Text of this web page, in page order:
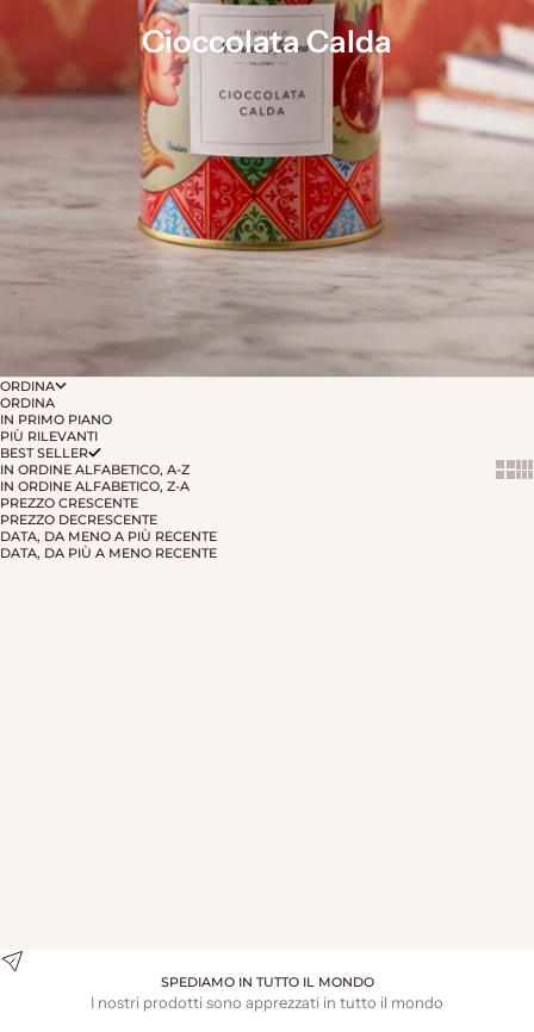
Cioccolata Calda
ORDINA
ORDINA
IN PRIMO PIANO
PIÙ RILEVANTI
BEST SELLER
IN ORDINE ALFABETICO, A-Z
IN ORDINE ALFABETICO, Z-A
PREZZO CRESCENTE
PREZZO DECRESCENTE
DATA, DA MENO A PIÙ RECENTE
DATA, DA PIÙ A MENO RECENTE
SPEDIAMO IN TUTTO IL MONDO
I nostri prodotti sono apprezzati in tutto il mondo